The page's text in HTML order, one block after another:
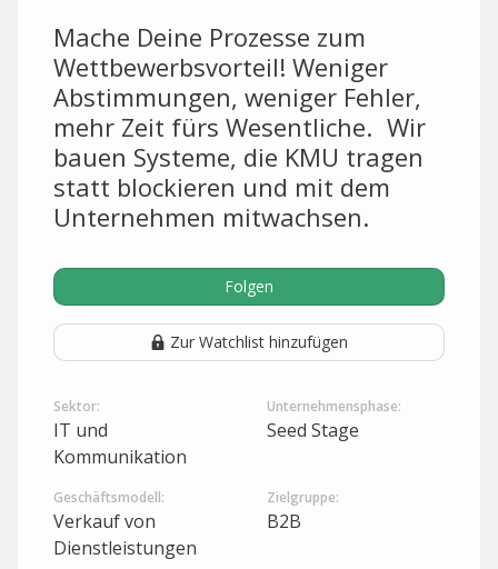
Mache Deine Prozesse zum
Wettbewerbsvorteil! Weniger
Abstimmungen, weniger Fehler,
mehr Zeit fürs Wesentliche. Wir
bauen Systeme, die KMU tragen
statt blockieren und mit dem
Unternehmen mitwachsen.
Folgen
Zur Watchlist hinzufügen
Sektor:
IT und
Kommunikation
Unternehmensphase:
Seed Stage
Geschäftsmodell:
Verkauf von
Dienstleistungen
Zielgruppe:
B2B